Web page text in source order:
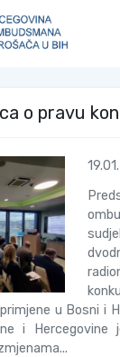
o pravu
u Bosni i
i Hercegovine